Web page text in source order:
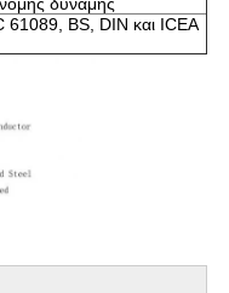
δύναμης
BS, DIN και ICEA